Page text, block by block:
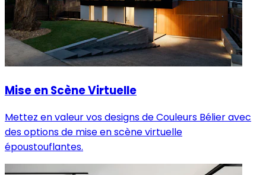
Mise en Scène Virtuelle
Mettez en valeur vos designs de Couleurs Bélier avec
des options de mise en scène virtuelle
époustouflantes.